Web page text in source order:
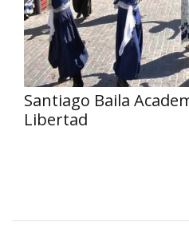
Santiago Baila
Libertad